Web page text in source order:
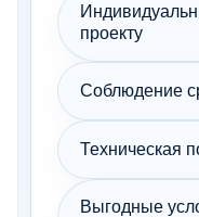
проекту
Соблюдение
Техническая
Выгодные